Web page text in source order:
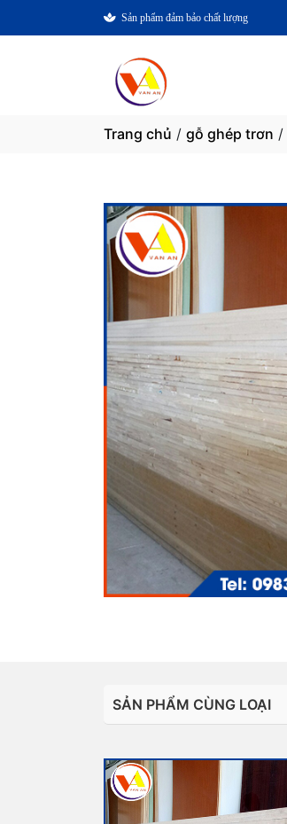
Sản phẩm đảm bảo chất lượng
Trang chủ / gỗ ghép trơn /
SẢN PHẨM CÙNG LOẠI